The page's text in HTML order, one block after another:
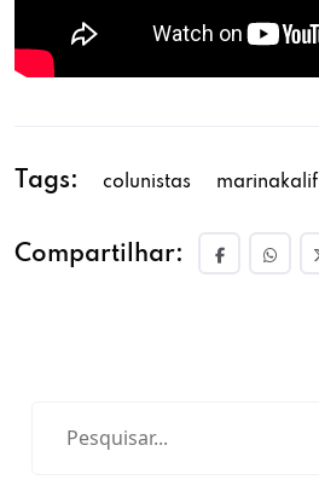
Tags: colunistas marinakalif
Compartilhar: